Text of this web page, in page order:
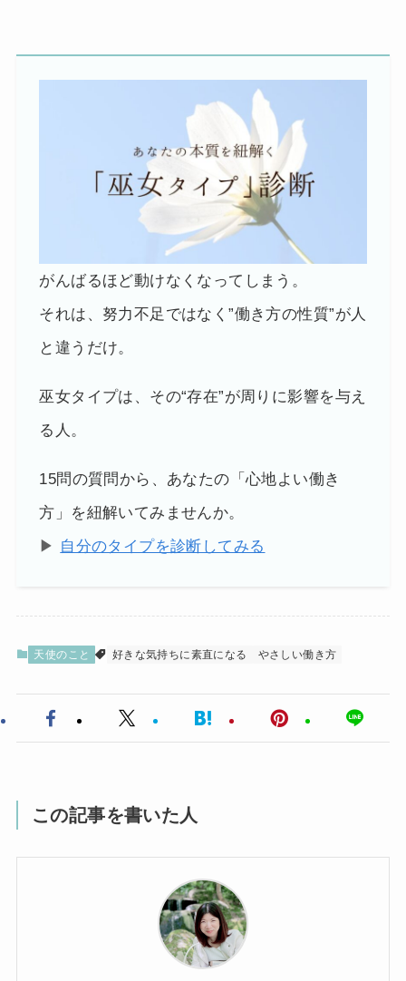
がんばるほど動けなくなってしまう。
それは、努力不足ではなく”働き方の性質”が人
と違うだけ。
巫女タイプは、その“存在”が周りに影響を与え
る人。
15問の質問から、あなたの「心地よい働き
方」を紐解いてみませんか。
▶ 自分のタイプを診断してみる
天使のこと 好きな気持ちに素直になる やさしい働き方
この記事を書いた人